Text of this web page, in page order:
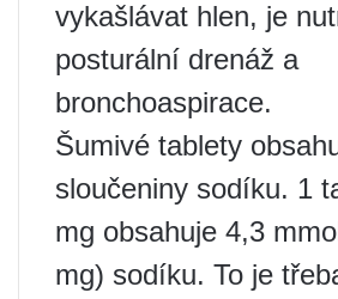
vykašlávat hlen, je
posturální drenáž a
bronchoaspirace.
Šumivé tablety
sloučeniny sodíku. 1
mg obsahuje 4,3
mg) sodíku. To je